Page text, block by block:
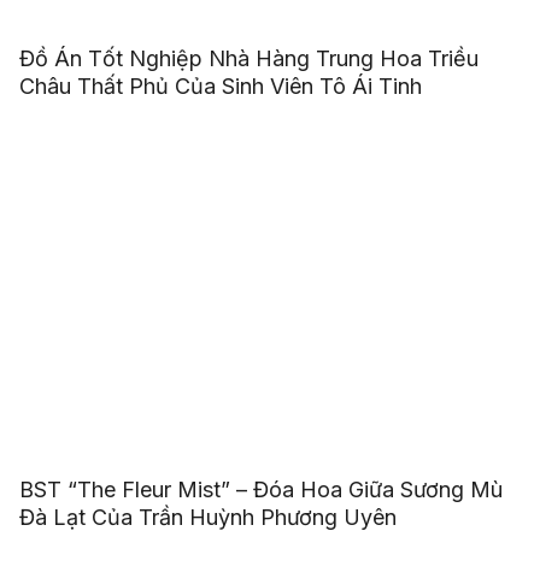
Đồ Án Tốt Nghiệp Nhà Hàng Trung Hoa Triều
Châu Thất Phủ Của Sinh Viên Tô Ái Tinh
BST “The Fleur Mist” – Đóa Hoa Giữa Sương Mù
Đà Lạt Của Trần Huỳnh Phương Uyên